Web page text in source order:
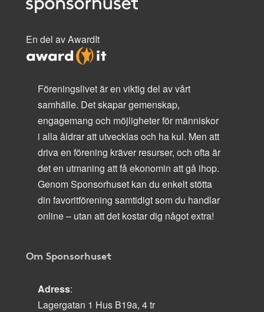
En del av AwardIt
Föreningslivet är en viktig del av vårt
samhälle. Det skapar gemenskap,
engagemang och möjligheter för människor
i alla åldrar att utvecklas och ha kul. Men att
driva en förening kräver resurser, och ofta är
det en utmaning att få ekonomin att gå ihop.
Genom Sponsorhuset kan du enkelt stötta
din favoritförening samtidigt som du handlar
online – utan att det kostar dig något extra!
Om Sponsorhuset
Adress:
Lagergatan 1 Hus B19a, 4 tr